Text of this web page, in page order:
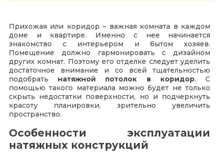
Прихожая или коридор – важная комната в каждом
доме и квартире. Именно с нее начинается
знакомство с интерьером и бытом хозяев.
Помещение должно гармонировать с дизайном
других комнат. Поэтому его отделке следует уделить
достаточное внимание и со всей тщательностью
подобрать натяжной потолок в коридор. С
помощью такого материала можно будет не только
скрыть недостатки поверхности, но и подчеркнуть
красоту планировки, зрительно увеличить
пространство.
Особенности эксплуатации
натяжных конструкций